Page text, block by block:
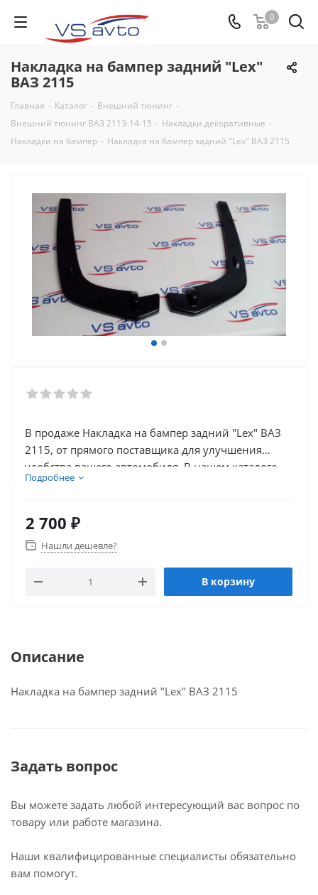
0
Накладка на бампер задний "Lex"
ВАЗ 2115
Главная - Каталог - Внешний тюнинг -
Внешний тюнинг ВАЗ 2113-14-15 - Накладки декоративные -
Накладки на бампер - Накладка на бампер задний "Lex" ВАЗ 2115
В продаже Накладка на бампер задний "Lex" ВАЗ
2115, от прямого поставщика для улучшения
удобства вашего автомобиля. В нашем каталоге
так же присутствует множество товаров для
Подробнее
2 700 ₽
Нашли дешевле?
В корзину
Описание
Накладка на бампер задний "Lex" ВАЗ 2115
Задать вопрос
Вы можете задать любой интересующий вас вопрос по
товару или работе магазина.
Наши квалифицированные специалисты обязательно
вам помогут.